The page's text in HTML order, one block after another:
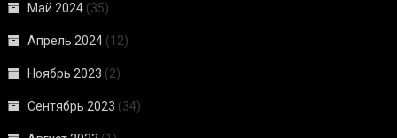
Май 2024 (35)
Апрель 2024 (12)
Ноябрь 2023 (2)
Сентябрь 2023 (34)